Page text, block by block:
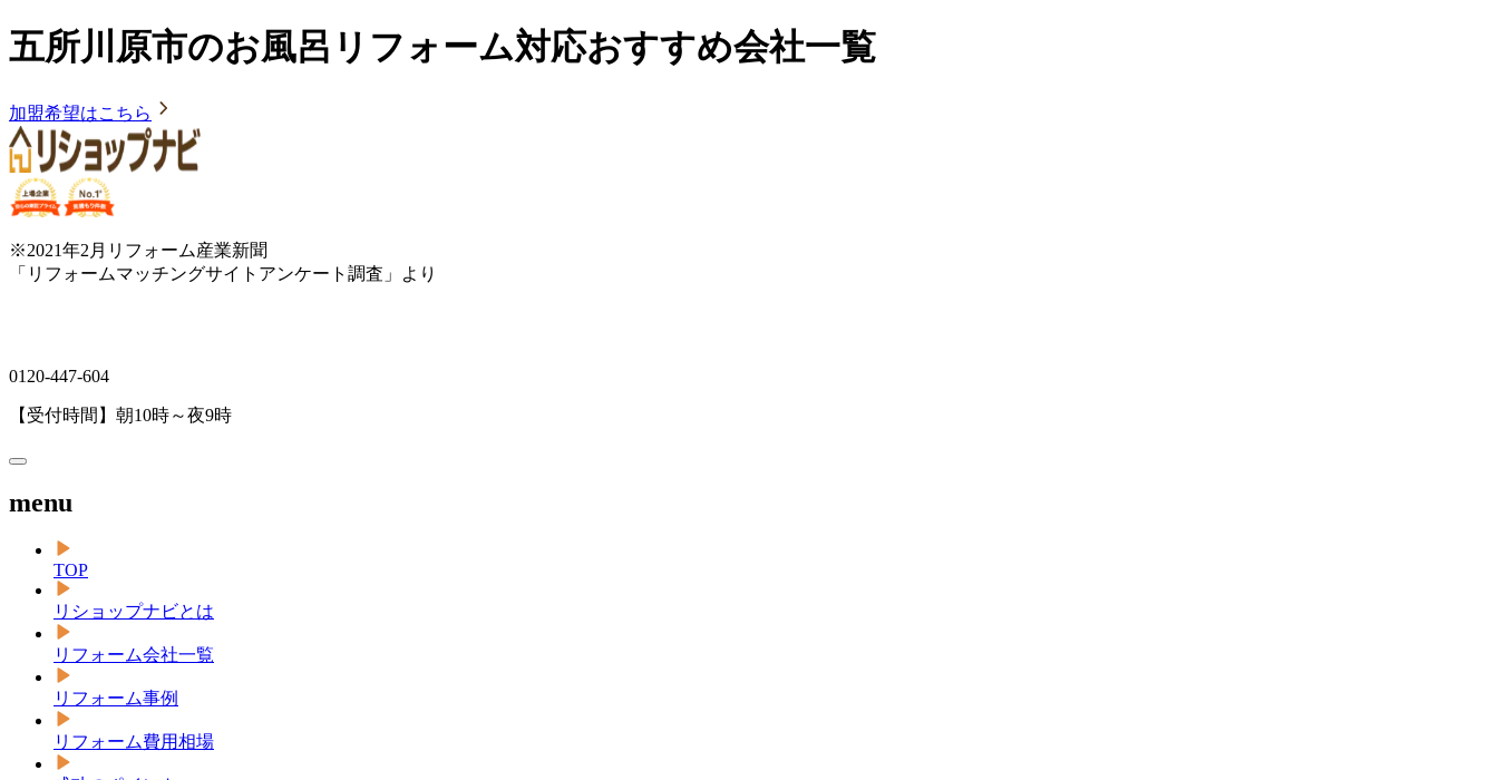
五所川原市のお風呂リフォーム対応おすすめ会社一覧
加盟希望はこちら
※2021年2月リフォーム産業新聞
「リフォームマッチングサイトアンケート調査」より
0120-447-604
【受付時間】朝10時～夜9時
menu
TOP
リショップナビとは
リフォーム会社一覧
リフォーム事例
リフォーム費用相場